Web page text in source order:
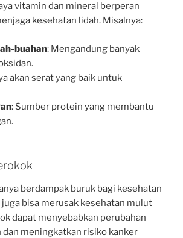
vitamin dan mineral berperan
kesehatan lidah. Misalnya:
buahan: Mengandung banyak
akan serat yang baik untuk
: Sumber protein yang membantu
berdampak buruk bagi kesehatan
bisa merusak kesehatan mulut
dapat menyebabkan perubahan
dan meningkatkan risiko kanker